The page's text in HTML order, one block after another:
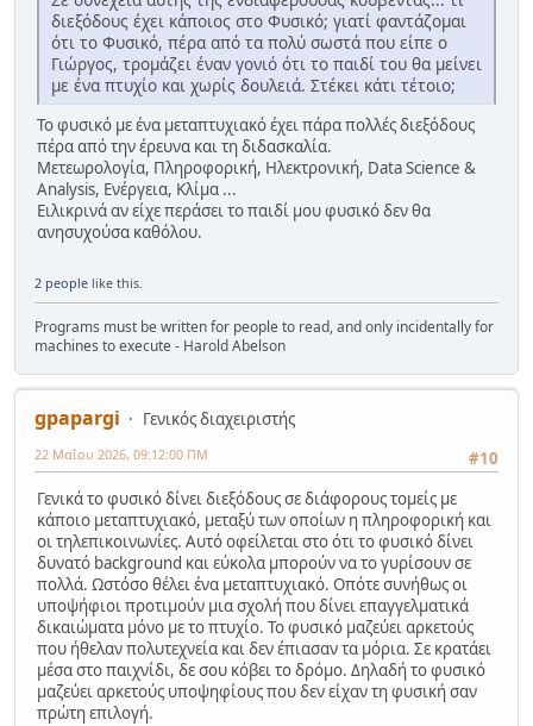
διεξόδους έχει κάποιος στο Φυσικό; γιατί φαντάζομαι
ότι το Φυσικό, πέρα από τα πολύ σωστά που είπε ο
Γιώργος, τρομάζει έναν γονιό ότι το παιδί του θα μείνει
με ένα πτυχίο και χωρίς δουλειά. Στέκει κάτι τέτοιο;
Το φυσικό με ένα μεταπτυχιακό έχει πάρα πολλές διεξόδους
πέρα από την έρευνα και τη διδασκαλία.
Μετεωρολογία, Πληροφορική, Ηλεκτρονική, Data Science &
Analysis, Ενέργεια, Κλίμα ...
Ειλικρινά αν είχε περάσει το παιδί μου φυσικό δεν θα
ανησυχούσα καθόλου.
2 people like this.
Programs must be written for people to read, and only incidentally for
machines to execute - Harold Abelson
gpapargi
Γενικός διαχειριστής
#10
22 Μαΐου 2026, 09:12:00 ΠΜ
Γενικά το φυσικό δίνει διεξόδους σε διάφορους τομείς με
κάποιο μεταπτυχιακό, μεταξύ των οποίων η πληροφορική και
οι τηλεπικοινωνίες. Αυτό οφείλεται στο ότι το φυσικό δίνει
δυνατό background και εύκολα μπορούν να το γυρίσουν σε
πολλά. Ωστόσο θέλει ένα μεταπτυχιακό. Οπότε συνήθως οι
υποψήφιοι προτιμούν μια σχολή που δίνει επαγγελματικά
δικαιώματα μόνο με το πτυχίο. Το φυσικό μαζεύει αρκετούς
που ήθελαν πολυτεχνεία και δεν έπιασαν τα μόρια. Σε κρατάει
μέσα στο παιχνίδι, δε σου κόβει το δρόμο. Δηλαδή το φυσικό
μαζεύει αρκετούς υποψηφίους που δεν είχαν τη φυσική σαν
πρώτη επιλογή.